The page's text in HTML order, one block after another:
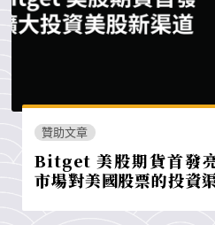
贊助文章
Bitget 美股期貨首發
市場對美國股票的投資